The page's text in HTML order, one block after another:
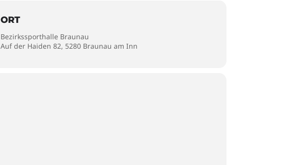
ORT
Bezirkssporthalle Braunau
Auf der Haiden 82, 5280 Braunau am Inn